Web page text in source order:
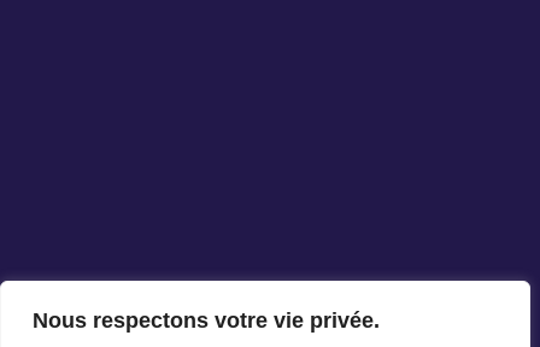
Nous respectons votre vie privée.